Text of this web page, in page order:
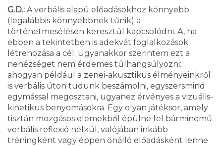
G.D.: A verbális alapú előadásokhoz könnyebb
(legalábbis könnyebbnek tűnik) a
történetmesélésen keresztül kapcsolódni. A, ha
ebben a tekintetben is adekvát foglalkozások
létrehozása a cél. Ugyanakkor szerintem ezt a
nehézséget nem érdemes túlhangsúlyozni:
ahogyan például a zenei-akusztikus élményeinkről
is verbális úton tudunk beszámolni, egyszersmind
egymással megosztani, ugyanez érvényes a vizuális-
kinetikus benyomásokra. Egy olyan játéksor, amely
tisztán mozgásos elemekből épülne fel bárminemű
verbális reflexió nélkül, valójában inkább
tréningként vagy éppen önálló előadásként lenne